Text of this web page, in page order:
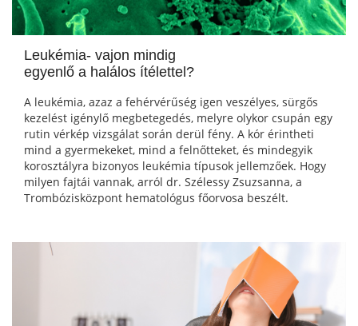
Leukémia- vajon mindig
egyenlő a halálos ítélettel?
A leukémia, azaz a fehérvérűség igen veszélyes, sürgős
kezelést igénylő megbetegedés, melyre olykor csupán egy
rutin vérkép vizsgálat során derül fény. A kór érintheti
mind a gyermekeket, mind a felnőtteket, és mindegyik
korosztályra bizonyos leukémia típusok jellemzőek. Hogy
milyen fajtái vannak, arról dr. Szélessy Zsuzsanna, a
Trombózisközpont hematológus főorvosa beszélt.